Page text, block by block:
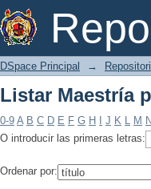
Listar Maestría
DSpace Principal →
Listar Maestría
0-9 A B C D E F G H J K L M N
O introducir las primeras letras:
Ordenar por: